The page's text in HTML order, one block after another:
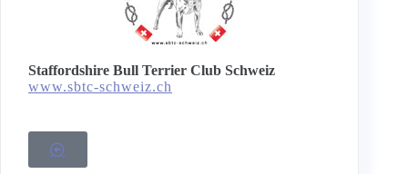
Staffordshire Bull Terrier Club Schweiz
www.sbtc-schweiz.ch